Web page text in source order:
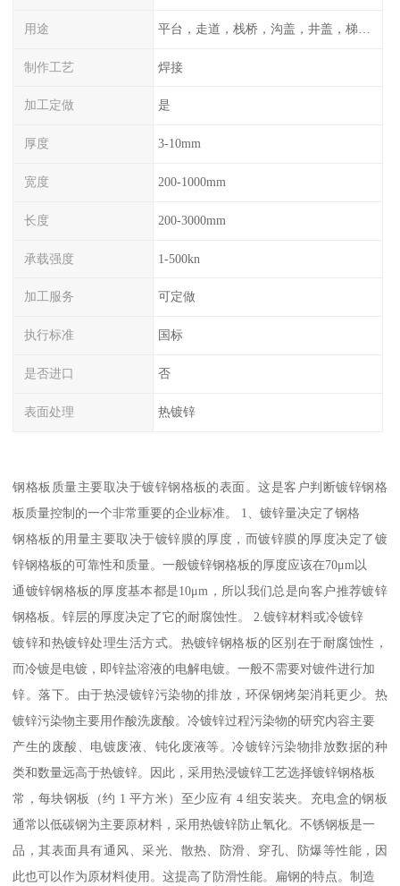
用途 平台，走道，栈桥，沟盖，井盖，梯子，围栏等
制作工艺 焊接
加工定做 是
厚度 3-10mm
宽度 200-1000mm
长度 200-3000mm
承载强度 1-500kn
加工服务 可定做
执行标准 国标
是否进口 否
表面处理 热镀锌
钢格板质量主要取决于镀锌钢格板的表面。这是客户判断镀锌钢格
板质量控制的一个非常重要的企业标准。 1、镀锌量决定了钢格
钢格板的用量主要取决于镀锌膜的厚度，而镀锌膜的厚度决定了镀
锌钢格板的可靠性和质量。一般镀锌钢格板的厚度应该在70μm以
通镀锌钢格板的厚度基本都是10μm，所以我们总是向客户推荐镀锌
钢格板。锌层的厚度决定了它的耐腐蚀性。 2.镀锌材料或冷镀锌
镀锌和热镀锌处理生活方式。热镀锌钢格板的区别在于耐腐蚀性，
而冷镀是电镀，即锌盐溶液的电解电镀。一般不需要对镀件进行加
锌。落下。由于热浸镀锌污染物的排放，环保钢烤架消耗更少。热
镀锌污染物主要用作酸洗废酸。冷镀锌过程污染物的研究内容主要
产生的废酸、电镀废液、钝化废液等。冷镀锌污染物排放数据的种
类和数量远高于热镀锌。因此，采用热浸镀锌工艺选择镀锌钢格板
常，每块钢板（约 1 平方米）至少应有 4 组安装夹。充电盒的钢板
通常以低碳钢为主要原材料，采用热镀锌防止氧化。不锈钢板是一
品，其表面具有通风、采光、散热、防滑、穿孔、防爆等性能，因
此也可以作为原材料使用。这提高了防滑性能。扁钢的特点。制造